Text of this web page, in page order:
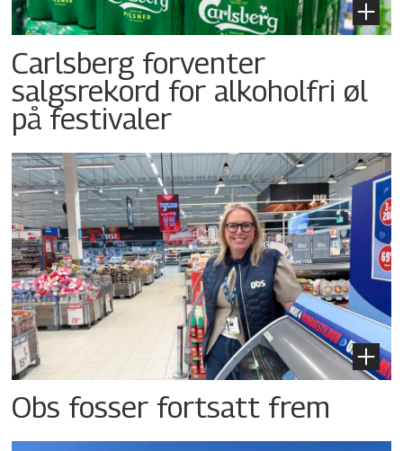
Carlsberg forventer
salgsrekord for alkoholfri øl
på festivaler
Obs fosser fortsatt frem